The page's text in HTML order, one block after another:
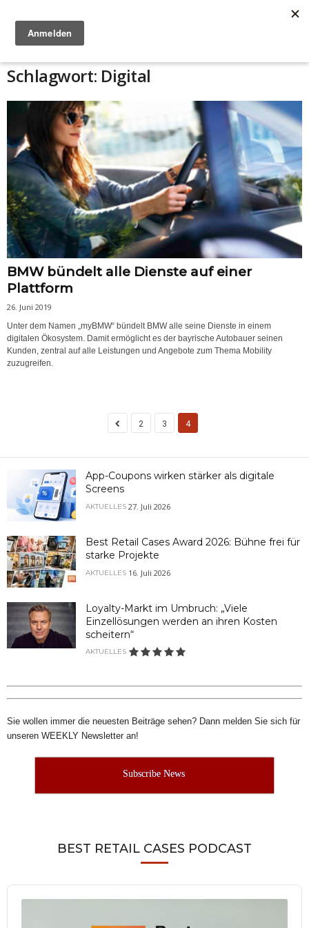
Schlagwort: Digital
BMW bündelt alle Dienste auf einer
Plattform
26. Juni 2019
Unter dem Namen „myBMW“ bündelt BMW alle seine Dienste in einem
digitalen Ökosystem. Damit ermöglicht es der bayrische Autobauer seinen
Kunden, zentral auf alle Leistungen und Angebote zum Thema Mobility
zuzugreifen.
2 3 4
App-Coupons wirken stärker als digitale
Screens
AKTUELLES 27. Juli 2026
Best Retail Cases Award 2026: Bühne frei für
starke Projekte
AKTUELLES 16. Juli 2026
Loyalty-Markt im Umbruch: „Viele
Einzellösungen werden an ihren Kosten
scheitern“
AKTUELLES
Sie wollen immer die neuesten Beiträge sehen? Dann melden Sie sich für
unseren WEEKLY Newsletter an!
Subscribe News
BEST RETAIL CASES PODCAST
Audio